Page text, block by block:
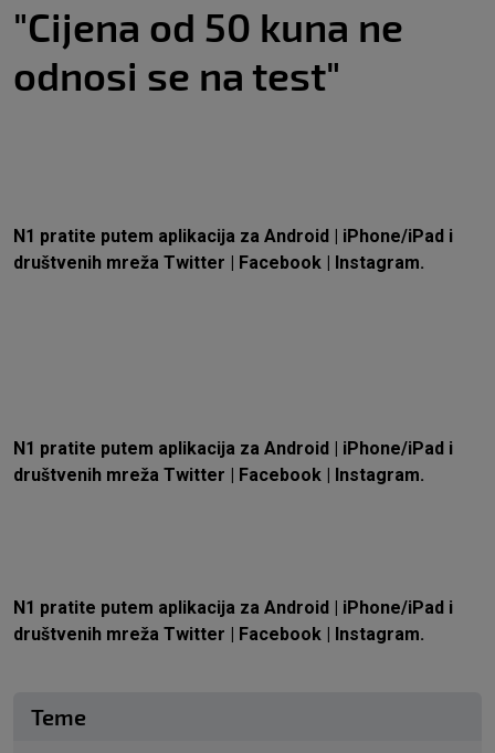
"Cijena od 50 kuna ne
odnosi se na test"
N1 pratite putem aplikacija za Android | iPhone/iPad i
društvenih mreža Twitter | Facebook | Instagram.
N1 pratite putem aplikacija za Android | iPhone/iPad i
društvenih mreža Twitter | Facebook | Instagram.
N1 pratite putem aplikacija za Android | iPhone/iPad i
društvenih mreža Twitter | Facebook | Instagram.
Teme